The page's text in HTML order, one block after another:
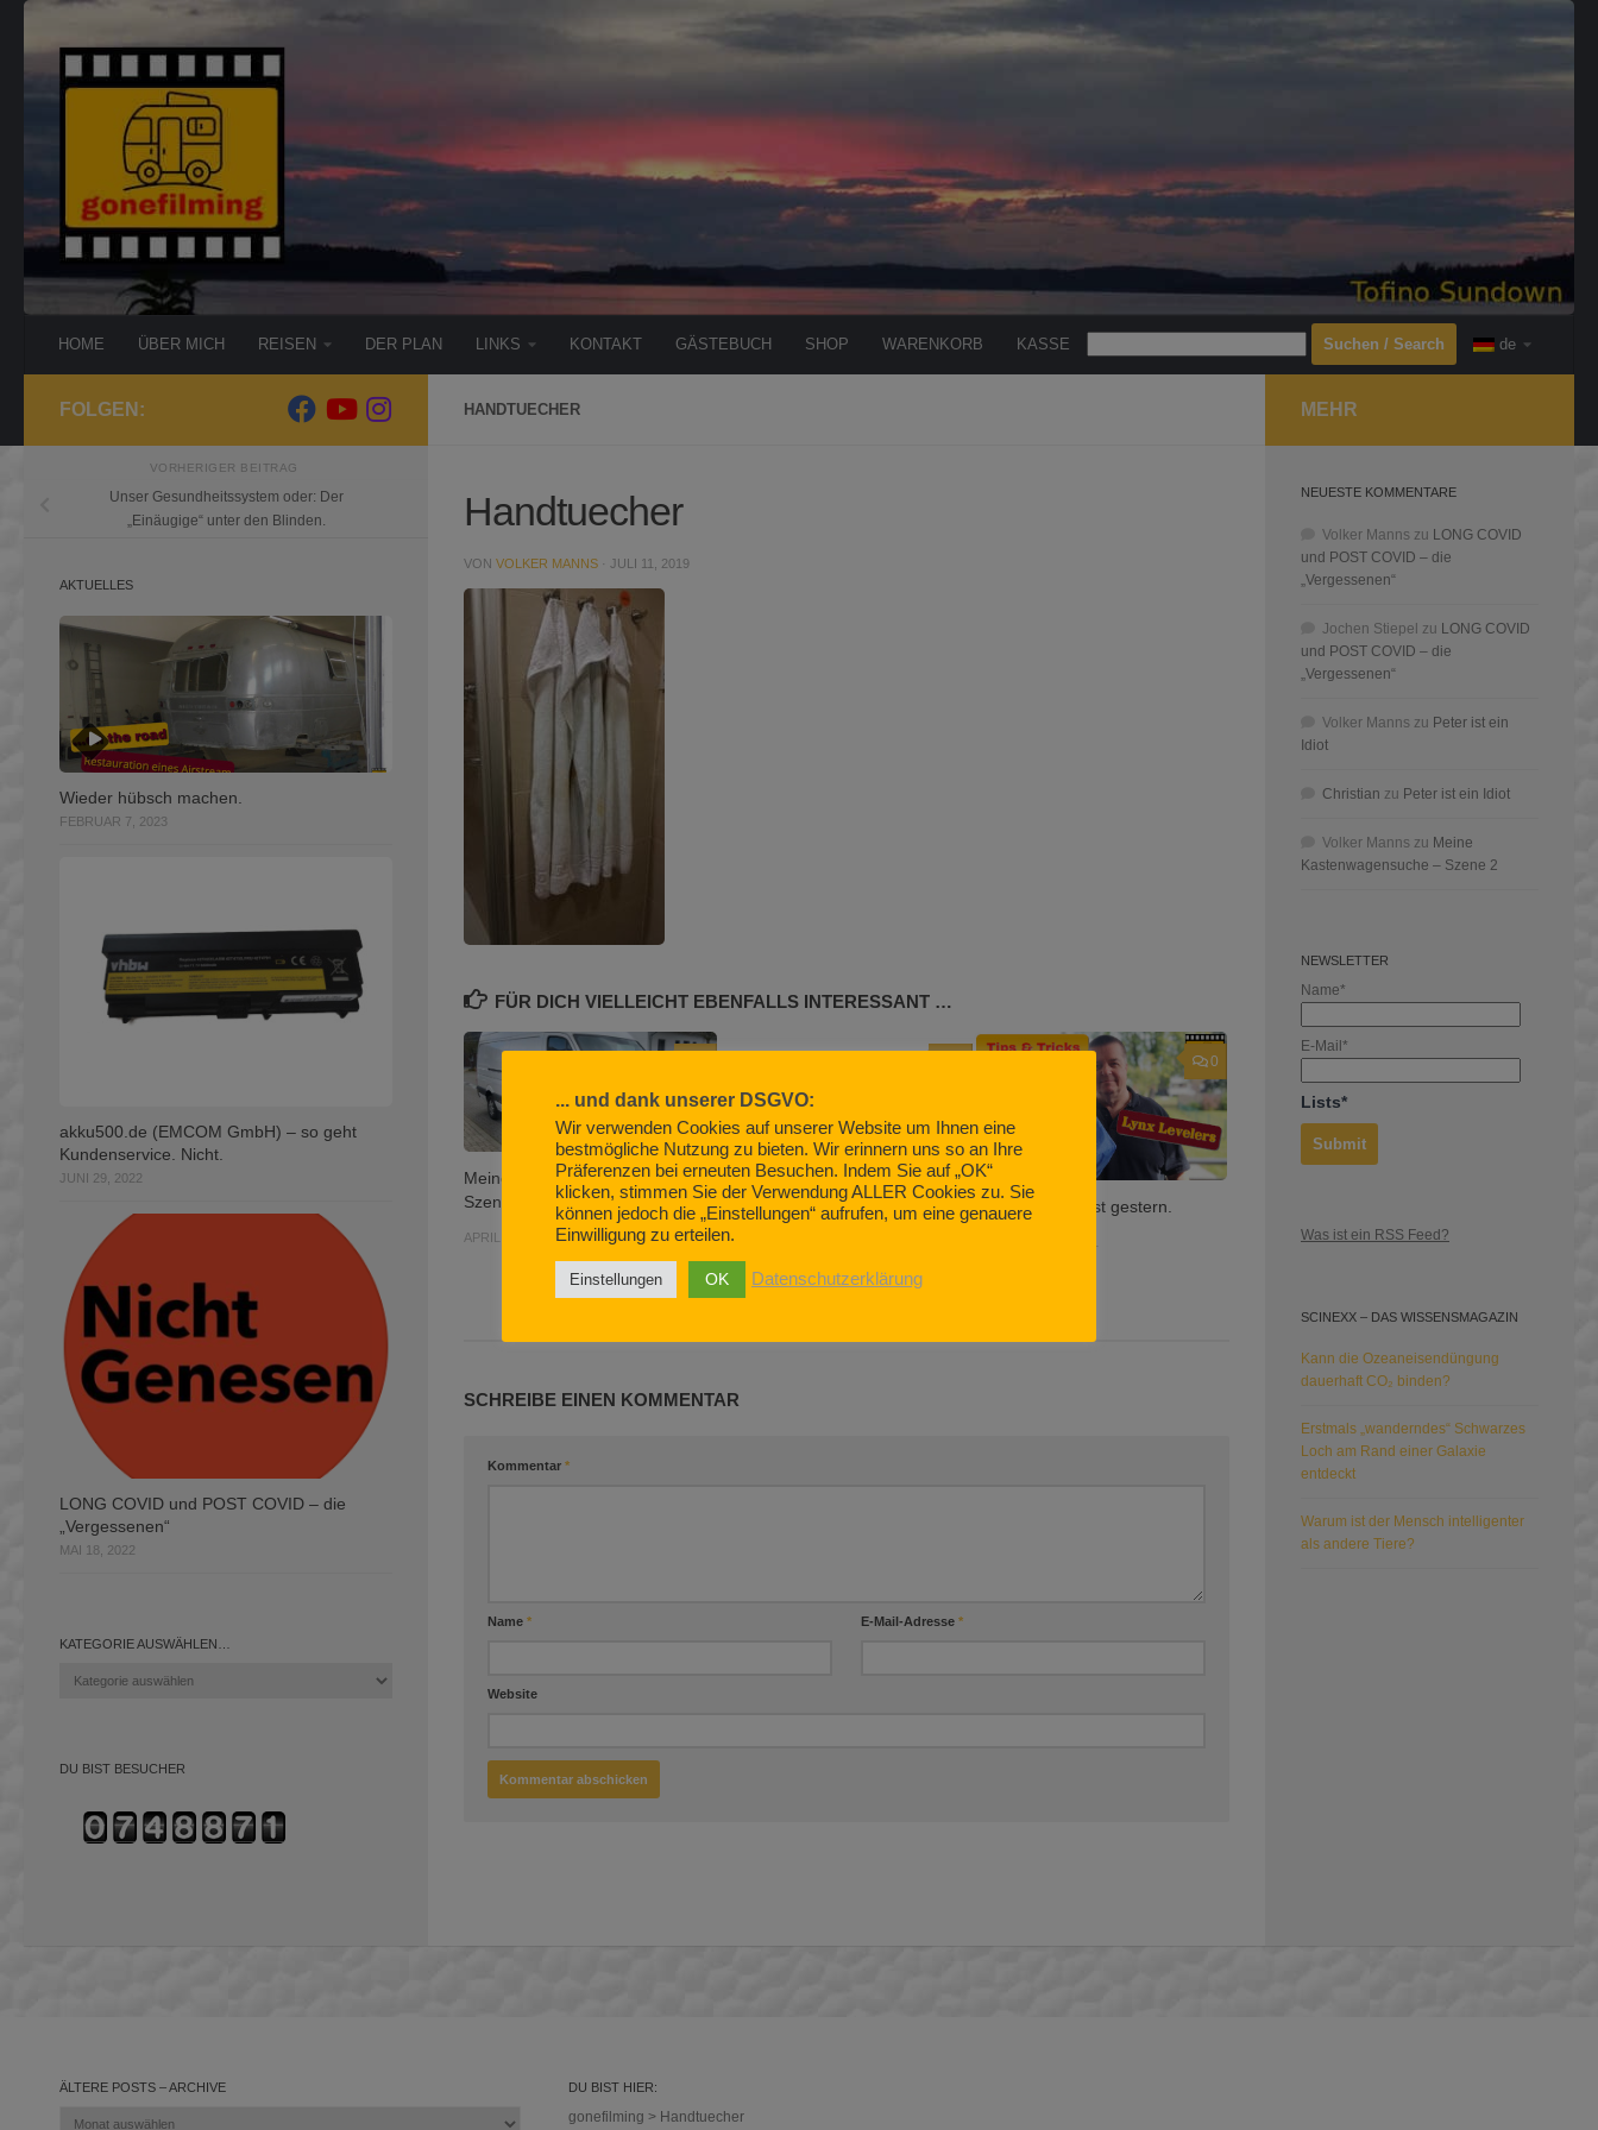
HOME ÜBER MICH REISEN DER PLAN LINKS KONTAKT GÄSTEBUCH SHOP WARENKORB KASSE
Search
de
HANDTUECHER
Handtuecher
VON VOLKER MANNS · JULI 11, 2019
FÜR DICH VIELLEICHT EBENFALLS INTERESSANT …
Meine Kastenwagensuche –
Szene 5
APRIL 10, 2021
Falle! (Teil 1)
0
Krumm stehen ist gestern.
SCHREIBE EINEN KOMMENTAR
Kommentar *
Name * E-Mail-Adresse*
Website
FOLGEN:
VORHERIGER BEITRAG
Unser Gesundheitssystem oder: Der
„Einäugige“ unter den Blinden.
AKTUELLES
Wieder hübsch machen.
FEBRUAR 7, 2023
akku500.de (EMCOM GmbH) – so geht
Kundenservice. Nicht.
JUNI 29, 2022
LONG COVID und POST COVID – die
„Vergessenen“
MAI 18, 2022
KATEGORIE AUSWÄHLEN…
DU BIST BESUCHER
MEHR
NEUESTE KOMMENTARE
Volker Manns zu LONG COVID
und POST COVID – die
„Vergessenen“
Jochen Stiepel zu LONG COVID
und POST COVID – die
„Vergessenen“
Volker Manns zu Peter ist ein
Idiot
Christian zu Peter ist ein Idiot
Volker Manns zu Meine
Kastenwagensuche – Szene 2
NEWSLETTER
Name*
E-Mail*
Lists*
Was ist ein RSS Feed?
SCINEXX – DAS WISSENSMAGAZIN
Kann die Ozeaneisendüngung
dauerhaft CO₂ binden?
Erstmals „wanderndes“ Schwarzes
Loch am Rand einer Galaxie
entdeckt
Warum ist der Mensch intelligenter
als andere Tiere?
ÄLTERE POSTS – ARCHIVE DU BIST HIER:
gonefilming > Handtuecher
... und dank unserer DSGVO:
Wir verwenden Cookies auf unserer Website um Ihnen eine
bestmögliche Nutzung zu bieten. Wir erinnern uns so an Ihre
Präferenzen bei erneuten Besuchen. Indem Sie auf „OK“
klicken, stimmen Sie der Verwendung ALLER Cookies zu. Sie
können jedoch die „Einstellungen“ aufrufen, um eine genauere
Einwilligung zu erteilen.
Einstellungen OK Datenschutzerklärung